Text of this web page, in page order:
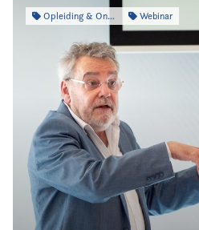
Opleiding & Ontwikkeling Webinar